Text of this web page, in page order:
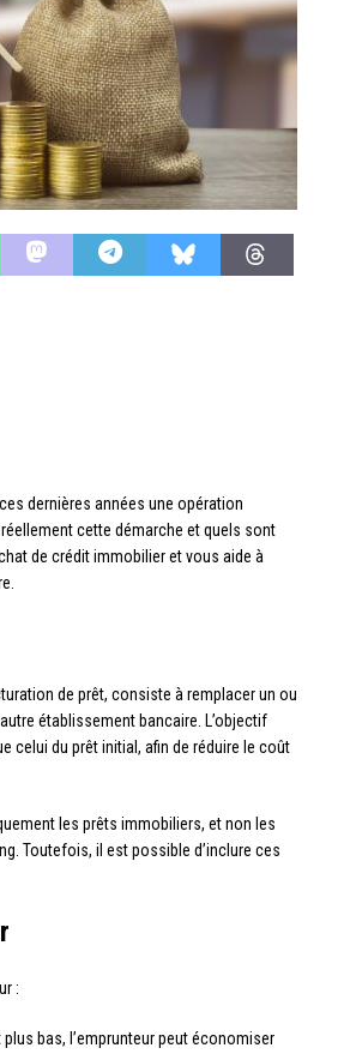
dernières années une opération
cette démarche et quels sont
de crédit immobilier et vous aide à
de prêt, consiste à remplacer un ou
établissement bancaire. L’objectif
celui du prêt initial, afin de réduire le coût
les prêts immobiliers, et non les
Toutefois, il est possible d’inclure ces
:
plus bas, l’emprunteur peut économiser